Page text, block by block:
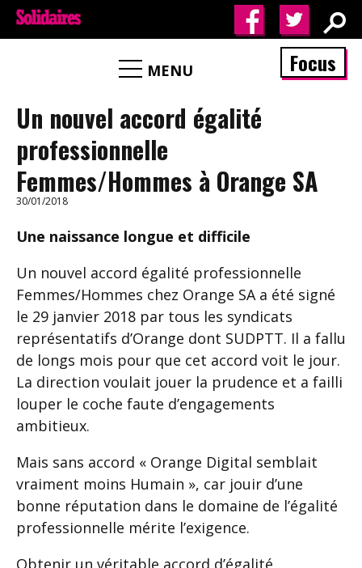
MENU Focus
Un nouvel accord égalité
professionnelle
Femmes/Hommes à Orange SA
30/01/2018
Une naissance longue et difficile
Un nouvel accord égalité professionnelle
Femmes/Hommes chez Orange SA a été signé
le 29 janvier 2018 par tous les syndicats
représentatifs d’Orange dont SUDPTT. Il a fallu
de longs mois pour que cet accord voit le jour.
La direction voulait jouer la prudence et a failli
louper le coche faute d’engagements
ambitieux.
Mais sans accord « Orange Digital semblait
vraiment moins Humain », car jouir d’une
bonne réputation dans le domaine de l’égalité
professionnelle mérite l’exigence.
Obtenir un véritable accord d’égalité